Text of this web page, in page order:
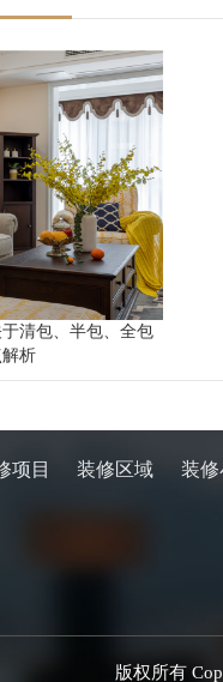
于清包、半包、全包
析
项目 装修区域 装修
版权所有